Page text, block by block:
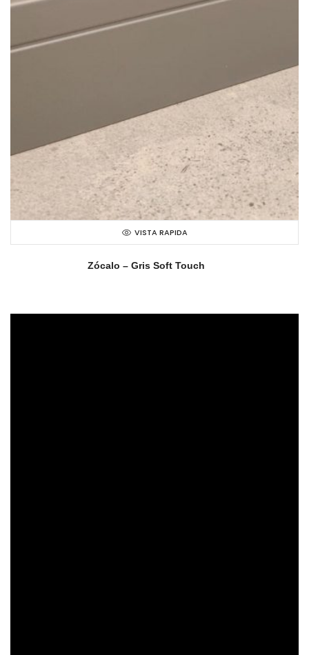
VISTA RAPIDA
Zócalo – Gris Soft Touch